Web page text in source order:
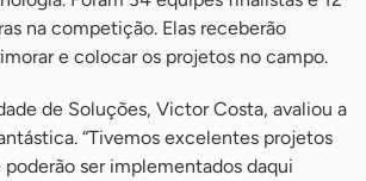
na competição. Elas receberão
e colocar os projetos no campo.
de Soluções, Victor Costa, avaliou a
“Tivemos excelentes projetos
ser implementados daqui